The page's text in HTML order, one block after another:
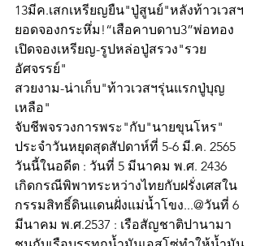
13มีค.เสกเหรียญยืน"ปู่สูนย์"หลังท้าวเวสฯ
ยอดจองกระหึ่ม!“เสือคาบดาบ3”พ่อทอง
เปิดจองเหรียญ-รูปหล่อปู่สรวง"รวย
อัศจรรย์"
สวยงาม-น่าเก็บ"ท้าวเวสฯรุ่นแรกปู่บุญ
เหลือ"
จับชีพจรวงการพระ"กับ"นายขุนโหร"
ประจำวันหยุดสุดสัปดาห์ที่ 5-6 มี.ค. 2565
วันนี้ในอดีต : วันที่ 5 มีนาคม พ.ศ. 2436
เกิดกรณีพิพาทระหว่างไทยกับฝรั่งเศสใน
กรรมสิทธิ์ดินแดนฝั่งแม่น้ำโขง...@วันที่ 6
มีนาคม พ.ศ.2537 : เรือสัญชาติปานามา